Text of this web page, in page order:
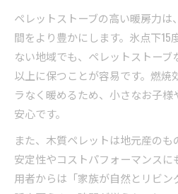
ペレットストーブの高い暖房力
間をより豊かにします。氷点下15
ない地域でも、ペレットストー
以上に保つことが容易です。燃焼
ラなく暖めるため、小さなお子
安心です。
また、木質ペレットは地元産の
安定性やコストパフォーマンスに
用者からは「家族が自然とリビ